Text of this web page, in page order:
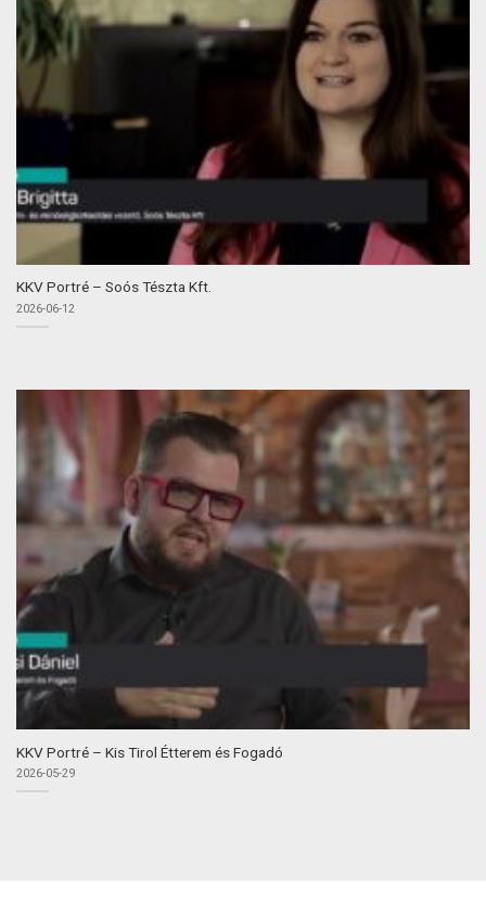
KKV Portré – Soós Tészta Kft.
2026-06-12
KKV Portré – Kis Tirol Étterem és Fogadó
2026-05-29